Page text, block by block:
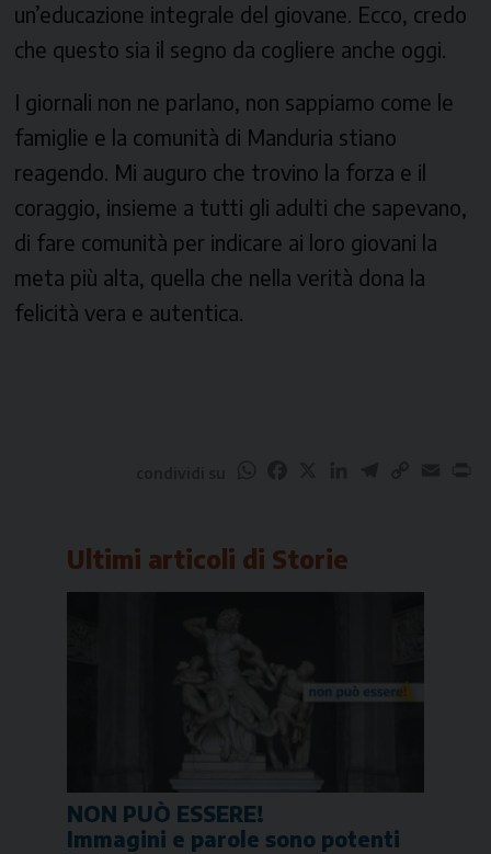
un’educazione integrale del giovane. Ecco, credo
che questo sia il segno da cogliere anche oggi.
I giornali non ne parlano, non sappiamo come le
famiglie e la comunità di Manduria stiano
reagendo. Mi auguro che trovino la forza e il
coraggio, insieme a tutti gli adulti che sapevano,
di fare comunità per indicare ai loro giovani la
meta più alta, quella che nella verità dona la
felicità vera e autentica.
Ultimi articoli di Storie
NON PUÒ ESSERE!
Immagini e parole sono potenti